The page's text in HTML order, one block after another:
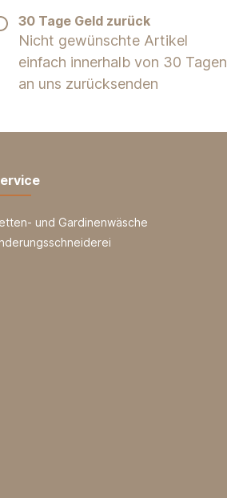
30 Tage Geld zurück
Nicht gewünschte Artikel
einfach innerhalb von 30 Tagen
an uns zurücksenden
und Gardinenwäsche